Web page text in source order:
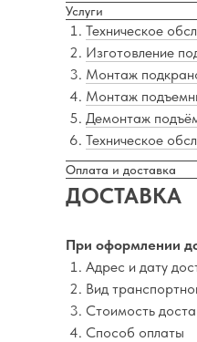
Услуги
Техническое
Изготовление
Монтаж
Монтаж
Демонтаж
Техническое
Оплата и доставка
ДОСТАВКА
При оформлении
Адрес и дату
Вид
Стоимость
Способ оплаты